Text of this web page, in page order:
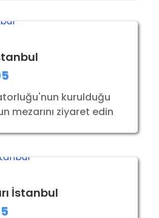
kurulduğu
mezarını ziyaret edin
İstanbul